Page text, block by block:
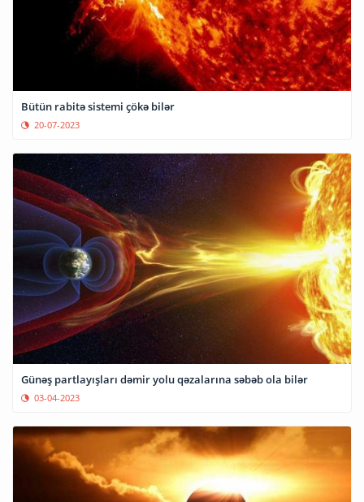
Bütün rabitə sistemi çökə bilər
20-07-2023
Günəş partlayışları dəmir yolu qəzalarına səbəb ola bilər
03-04-2023